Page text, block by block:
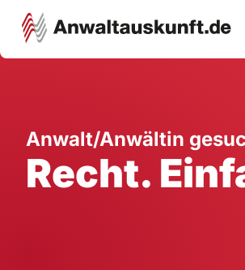
Ausbildung
Anwalt/Anwältin
Recht.